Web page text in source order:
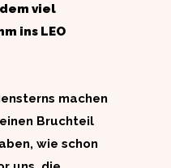
viel
ins LEO
machen
Bruchteil
wie schon